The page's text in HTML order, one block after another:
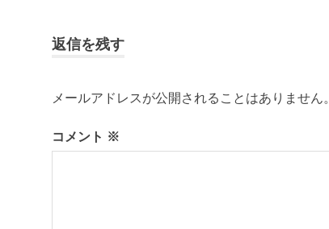
デ
ル
イ
フ
ナ
ゲ
ー
返信を残す
メールアドレスが公開されることはありません。
コメント ※